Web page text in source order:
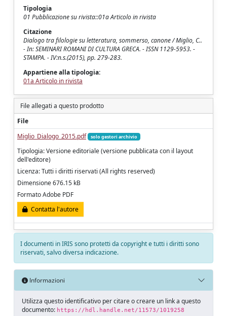
Tipologia
01 Pubblicazione su rivista::01a Articolo in rivista
Citazione
Dialogo tra filologie su letteratura, sommerso, canone / Miglio, C..
- In: SEMINARI ROMANI DI CULTURA GRECA. - ISSN 1129-5953. -
STAMPA. - IV:n.s.(2015), pp. 279-283.
Appartiene alla tipologia:
01a Articolo in rivista
File allegati a questo prodotto
File
Miglio_Dialogo_2015.pdf
solo gestori archivio
Tipologia: Versione editoriale (versione pubblicata con il layout
dell'editore)
Licenza: Tutti i diritti riservati (All rights reserved)
Dimensione 676.15 kB
Formato Adobe PDF
Contatta l'autore
I documenti in IRIS sono protetti da copyright e tutti i diritti sono
riservati, salvo diversa indicazione.
Informazioni
Utilizza questo identificativo per citare o creare un link a questo
documento: https://hdl.handle.net/11573/1019258